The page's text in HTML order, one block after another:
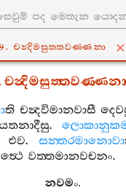
9. චන්‍දිමසුත‍්තවණ‍්ණනා
චන්‍දිමසුත‍්තවණ‍්ණනා
ති චන්‍දවිමානවාසී
.
එව. සන‍්තරමානොවා
වත‍්තමානවචනං.
නවමං.